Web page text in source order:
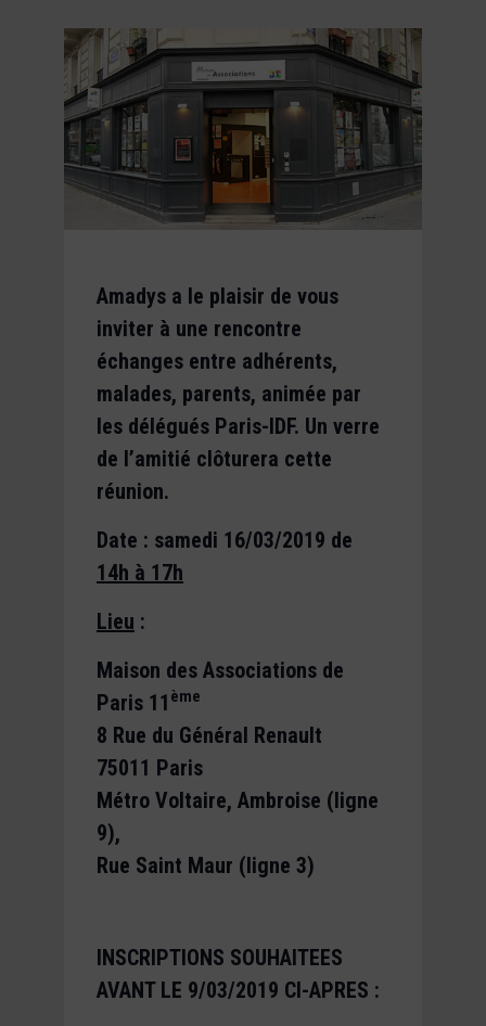
Amadys a le plaisir de vous
inviter à une rencontre
échanges entre adhérents,
malades, parents, animée par
les délégués Paris-IDF. Un verre
de l’amitié clôturera cette
réunion.
Date : samedi 16/03/2019 de
14h à 17h
Lieu :
Maison des Associations de
Paris 11 ème
8 Rue du Général Renault
75011 Paris
Métro Voltaire, Ambroise (ligne
9),
Rue Saint Maur (ligne 3)
INSCRIPTIONS SOUHAITEES
AVANT LE 9/03/2019 CI-APRES :